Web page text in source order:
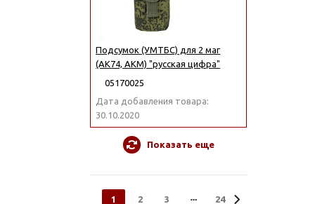
Подсумок (УМТБС) для 2 маг
(АК74, АКМ) "русская цифра"
05170025
Дата добавления товара:
30.10.2020
Показать еще
1 2 3 24